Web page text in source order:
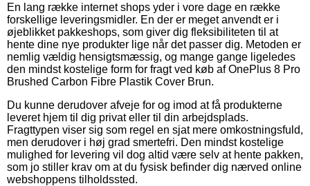
En lang række internet shops yder i vore dage en række
forskellige leveringsmidler. En der er meget anvendt er i
øjeblikket pakkeshops, som giver dig fleksibiliteten til at
hente dine nye produkter lige når det passer dig. Metoden er
nemlig vældig hensigtsmæssig, og mange gange ligeledes
den mindst kostelige form for fragt ved køb af OnePlus 8 Pro
Brushed Carbon Fibre Plastik Cover Brun.
Du kunne derudover afveje for og imod at få produkterne
leveret hjem til dig privat eller til din arbejdsplads.
Fragttypen viser sig som regel en sjat mere omkostningsfuld,
men derudover i høj grad smertefri. Den mindst kostelige
mulighed for levering vil dog altid være selv at hente pakken,
som jo stiller krav om at du fysisk befinder dig nærved online
webshoppens tilholdssted.